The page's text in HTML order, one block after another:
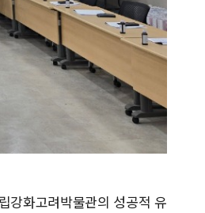
강화고려박물관의 성공적 유